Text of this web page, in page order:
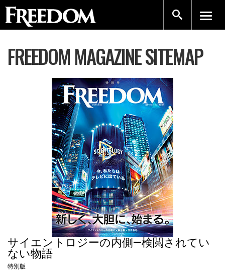
FREEDOM MAGAZINE SITEMAP
サイエントロジーの内側—検閲されてい
ない物語
特別版